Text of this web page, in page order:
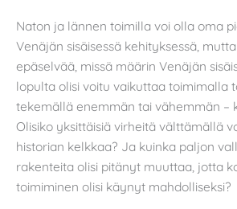
Naton ja lännen toimilla voi olla oma
Venäjän sisäisessä kehityksessä,
epäselvää, missä määrin Venäjän
lopulta olisi voitu vaikuttaa toimimalla
tekemällä enemmän tai vähemmän –
Olisiko yksittäisiä virheitä välttämällä
historian kelkkaa? Ja kuinka paljon
rakenteita olisi pitänyt muuttaa, jotta
toimiminen olisi käynyt mahdolliseksi?